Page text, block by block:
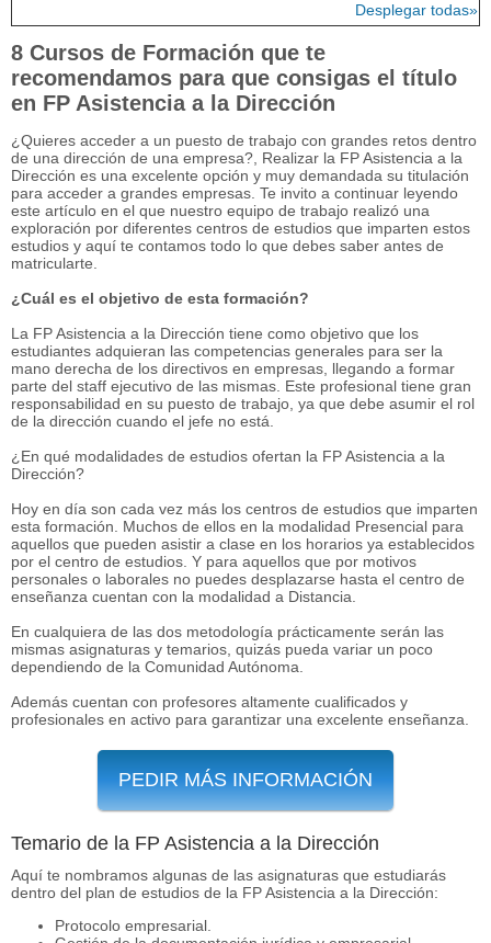
Desplegar todas»
8 Cursos de Formación que te
recomendamos para que consigas el título
en FP Asistencia a la Dirección
¿Quieres acceder a un puesto de trabajo con grandes retos dentro
de una dirección de una empresa?, Realizar la FP Asistencia a la
Dirección es una excelente opción y muy demandada su titulación
para acceder a grandes empresas. Te invito a continuar leyendo
este artículo en el que nuestro equipo de trabajo realizó una
exploración por diferentes centros de estudios que imparten estos
estudios y aquí te contamos todo lo que debes saber antes de
matricularte.
¿Cuál es el objetivo de esta formación?
La FP Asistencia a la Dirección tiene como objetivo que los
estudiantes adquieran las competencias generales para ser la
mano derecha de los directivos en empresas, llegando a formar
parte del staff ejecutivo de las mismas. Este profesional tiene gran
responsabilidad en su puesto de trabajo, ya que debe asumir el rol
de la dirección cuando el jefe no está.
¿En qué modalidades de estudios ofertan la FP Asistencia a la
Dirección?
Hoy en día son cada vez más los centros de estudios que imparten
esta formación. Muchos de ellos en la modalidad Presencial para
aquellos que pueden asistir a clase en los horarios ya establecidos
por el centro de estudios. Y para aquellos que por motivos
personales o laborales no puedes desplazarse hasta el centro de
enseñanza cuentan con la modalidad a Distancia.
En cualquiera de las dos metodología prácticamente serán las
mismas asignaturas y temarios, quizás pueda variar un poco
dependiendo de la Comunidad Autónoma.
Además cuentan con profesores altamente cualificados y
profesionales en activo para garantizar una excelente enseñanza.
PEDIR MÁS INFORMACIÓN
Temario de la FP Asistencia a la Dirección
Aquí te nombramos algunas de las asignaturas que estudiarás
dentro del plan de estudios de la FP Asistencia a la Dirección:
Protocolo empresarial.